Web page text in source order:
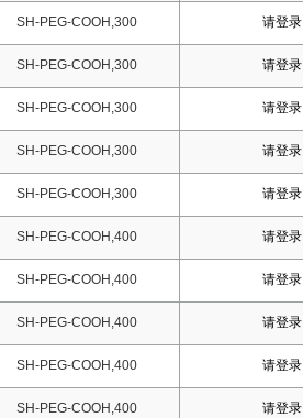
SH-PEG-COOH,300 请登录
SH-PEG-COOH,300 请登录
SH-PEG-COOH,300 请登录
SH-PEG-COOH,300 请登录
SH-PEG-COOH,300 请登录
SH-PEG-COOH,400 请登录
SH-PEG-COOH,400 请登录
SH-PEG-COOH,400 请登录
SH-PEG-COOH,400 请登录
SH-PEG-COOH,400 请登录